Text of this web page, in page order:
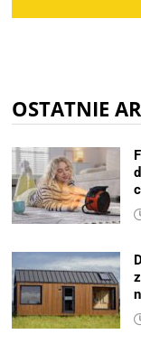
OSTATNIE